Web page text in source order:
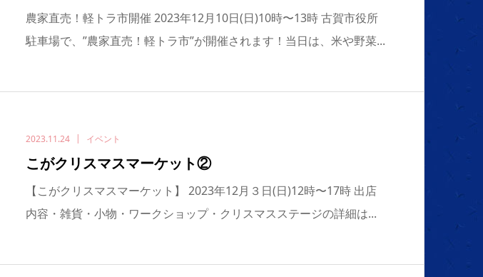
農家直売！軽トラ市開催 2023年12月10日(日)10時〜13時 古賀市役所
駐車場で、”農家直売！軽トラ市”が開催されます！当日は、米や野菜...
2023.11.24 イベント
こがクリスマスマーケット②
【こがクリスマスマーケット】 2023年12月３日(日)12時〜17時 出店
内容・雑貨・小物・ワークショップ・クリスマスステージの詳細は...